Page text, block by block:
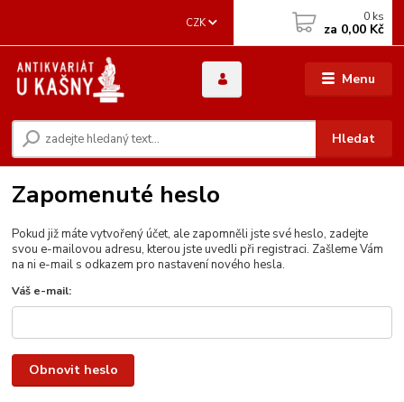
Menu
CZK
Hledat
0 ks
za 0,00 Kč
Zapomenuté heslo
Pokud již máte vytvořený účet, ale zapomněli jste své heslo, zadejte
svou e-mailovou adresu, kterou jste uvedli při registraci. Zašleme Vám
na ni e-mail s odkazem pro nastavení nového hesla.
Váš e-mail:
Obnovit heslo